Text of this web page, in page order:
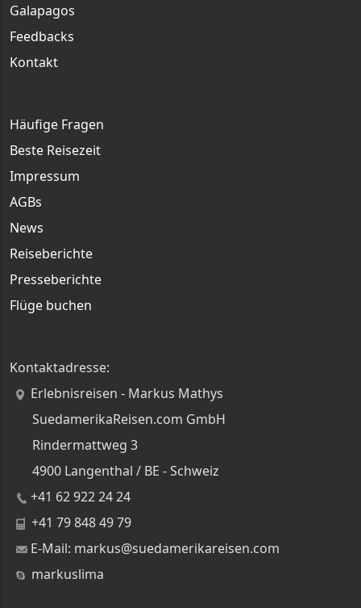
Galapagos
Feedbacks
Kontakt
Häufige Fragen
Beste Reisezeit
Impressum
AGBs
News
Reiseberichte
Presseberichte
Flüge buchen
Kontaktadresse:
Erlebnisreisen - Markus Mathys
SuedamerikaReisen.com GmbH
Rindermattweg 3
4900 Langenthal / BE - Schweiz
+41 62 922 24 24
+41 79 848 49 79
E-Mail: markus@suedamerikareisen.com
markuslima